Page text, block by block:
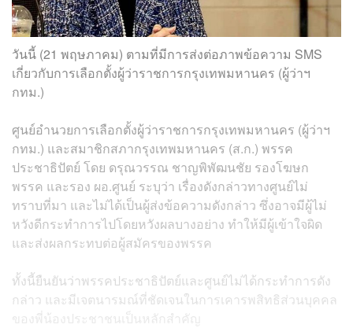
วันนี้ (21 พฤษภาคม) ตามที่มีการส่งต่อภาพข้อความ SMS
เกี่ยวกับการเลือกตั้งผู้ว่าราชการกรุงเทพมหานคร (ผู้ว่าฯ
กทม.)
ศูนย์อำนวยการเลือกตั้งผู้ว่าราชการกรุงเทพมหานคร (ผู้ว่าฯ
กทม.) และสมาชิกสภากรุงเทพมหานคร (ส.ก.) พรรค
ประชาธิปัตย์ โดย ดรุณวรรณ ชาญพิพัฒนชัย รองโฆษก
พรรค และรอง ผอ.ศูนย์ ระบุว่า เรื่องดังกล่าวทางศูนย์ไม่
ทราบที่มา และไม่ได้เป็นผู้ส่งข้อความดังกล่าว ซึ่งอาจมีผู้ไม่
หวังดีกระทำการไปโดยหวังผลบางอย่าง ทำให้มีผู้เข้าใจผิด
และส่งผลกระทบต่อผู้สมัครของพรรค
ทั้งนี้ยืนยันว่าพรรคประชาธิปัตย์และศูนย์ไม่ได้กระทำการดัง
กล่าว และมีเจตนารมณ์ที่ชัดเจนในการเคารพสิทธิส่วนบุคคล
ของพี่น้องประชาชนเป็นหลักสำคัญ